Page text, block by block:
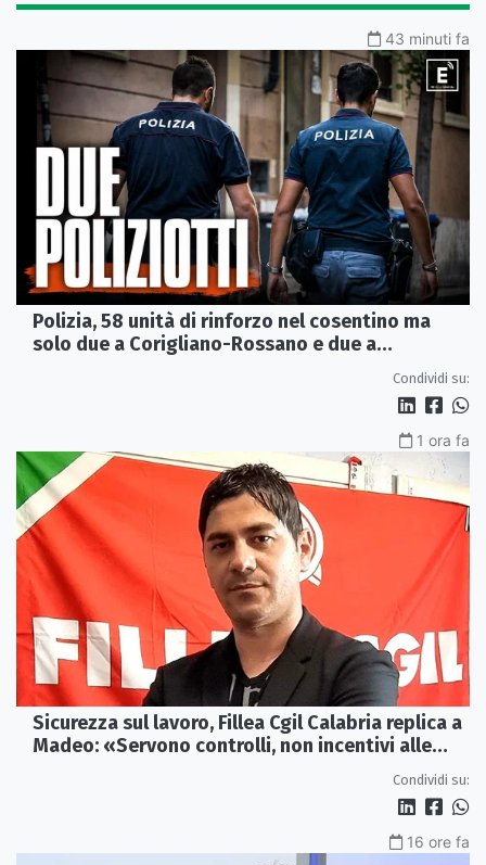
43 minuti fa
Polizia, 58 unità di rinforzo nel cosentino ma
solo due a Corigliano-Rossano e due a
Condividi su:
1 ora fa
Sicurezza sul lavoro, Fillea Cgil Calabria replica a
Madeo: «Servono controlli, non incentivi alle
Condividi su:
16 ore fa